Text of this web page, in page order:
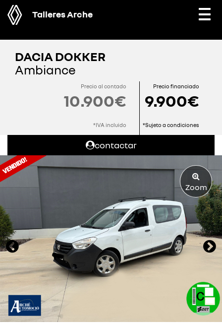
Talleres Arche
DACIA DOKKER
Ambiance
Precio al contado
10.900€
*IVA incluido
Precio financiado
9.900€
*Sujeto a condiciones
contactar
Zoom